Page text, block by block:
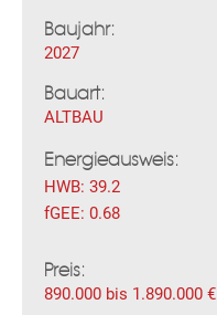
Baujahr:
2027
Bauart:
ALTBAU
Energieausweis:
HWB: 39.2
fGEE: 0.68
Preis:
890.000 bis 1.890.000 €